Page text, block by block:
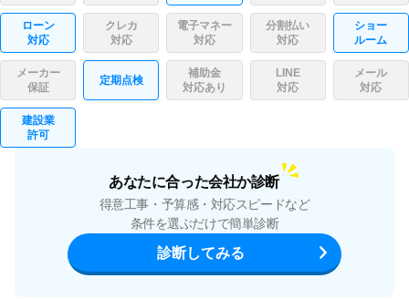
ローン
対応
クレカ
対応
電子マネー
対応
分割払い
対応
ショー
ルーム
メーカー
保証
定期点検
補助金
対応あり
LINE
対応
メール
対応
建設業
許可
あなたに合った会社か診断
得意工事・予算感・対応スピードなど
条件を選ぶだけで簡単診断
診断してみる